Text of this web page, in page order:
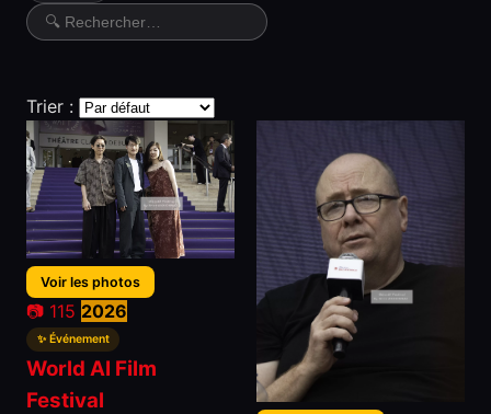
Trier :
Voir les photos
📷 115 2026
✨ Événement
World AI Film
Festival